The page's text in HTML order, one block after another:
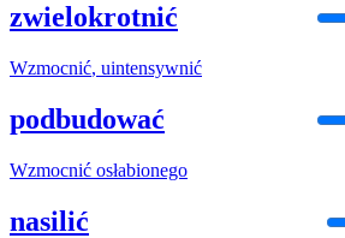
zwielokrotnić
Wzmocnić, uintensywnić
podbudować
Wzmocnić osłabionego
nasilić